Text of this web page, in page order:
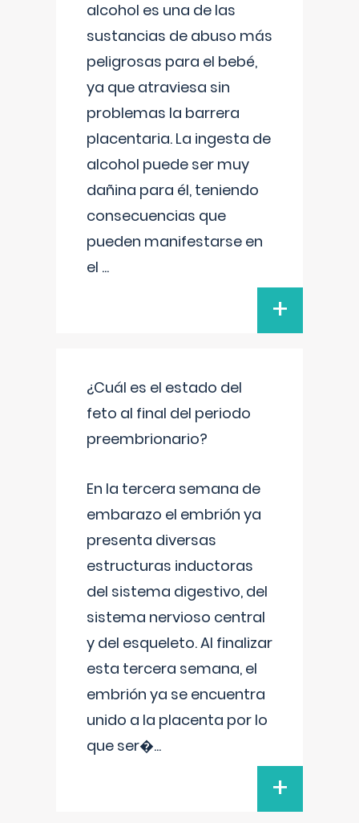
alcohol es una de las
sustancias de abuso más
peligrosas para el bebé,
ya que atraviesa sin
problemas la barrera
placentaria. La ingesta de
alcohol puede ser muy
dañina para él, teniendo
consecuencias que
pueden manifestarse en
el ...
+
¿Cuál es el estado del
feto al final del periodo
preembrionario?
En la tercera semana de
embarazo el embrión ya
presenta diversas
estructuras inductoras
del sistema digestivo, del
sistema nervioso central
y del esqueleto. Al finalizar
esta tercera semana, el
embrión ya se encuentra
unido a la placenta por lo
que ser�...
+